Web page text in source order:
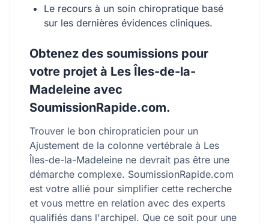
Le recours à un soin chiropratique basé
sur les dernières évidences cliniques.
Obtenez des soumissions pour
votre projet à Les Îles-de-la-
Madeleine avec
SoumissionRapide.com.
Trouver le bon chiropraticien pour un
Ajustement de la colonne vertébrale à Les
Îles-de-la-Madeleine ne devrait pas être une
démarche complexe. SoumissionRapide.com
est votre allié pour simplifier cette recherche
et vous mettre en relation avec des experts
qualifiés dans l'archipel. Que ce soit pour une